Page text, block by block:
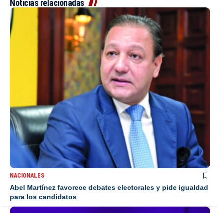
Noticias relacionadas
NACIONALES
Abel Martínez favorece debates electorales y pide igualdad
para los candidatos